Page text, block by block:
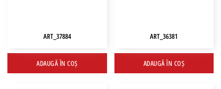
ART_37884
ADAUGĂ ÎN COȘ
ART_36381
ADAUGĂ ÎN COȘ